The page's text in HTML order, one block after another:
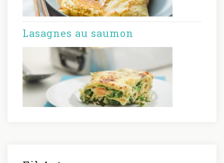
Lasagnes au saumon